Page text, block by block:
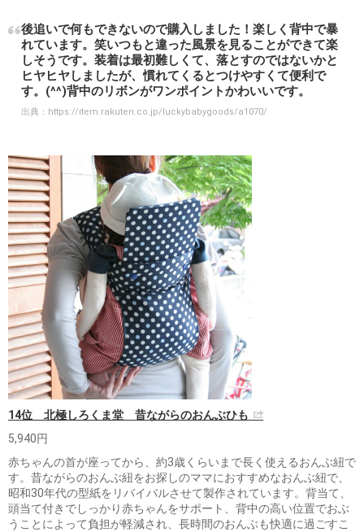
後追いで何もできないので購入しました！楽しく背中で暴
れています。笑いつもと違った風景を見ることができて楽
しそうです。装着は最初難しくて、落とすのではないかと
ヒヤヒヤしましたが、慣れてくるとつけやすくて便利で
す。(^^)背中のリボンがワンポイントかわいいです。
出典： https://item.rakuten.co.jp/luckybabygoods/a1070/
14位 北極しろくま堂 昔ながらのおんぶひも
5,940円
赤ちゃんの首が座ってから、約3歳くらいまで長く使えるおんぶ紐で
す。昔ながらのおんぶ紐をお探しのママにおすすめなおんぶ紐で、
昭和30年代の型紙をリバイバルさせて製作されています。背当て、
頭当て付きでしっかり赤ちゃんをサポート、背中の高い位置でおぶ
うことによって負担が軽減され、長時間のおんぶも快適に過ごすこ